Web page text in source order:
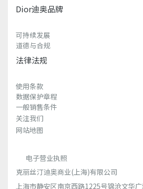
Dior迪奥品牌
可持续发展
道德与合规
法律法规
使用条款
数据保护章程
一般销售条件
关注我们
网站地图
电子营业执照
克丽丝汀迪奥商业(上海)有限公司
上海市静安区南京西路1225号锦沧文华